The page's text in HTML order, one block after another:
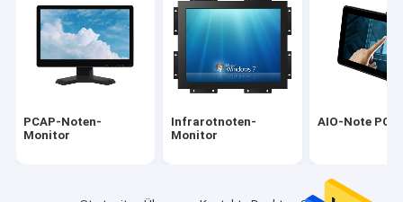
Touch Screen Unterrichts-Brett
TFT LCD-Platte
Akustische Oberflächenwellen-Touch Screen
Widerstrebender Touch Screen
PCAP-Noten-
Monitor
Infrarotnoten-
Monitor
AIO-Note PC